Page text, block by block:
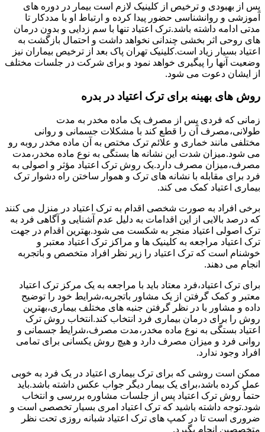
پس از بهبودی و ترخیص از کلینیک لازم است بیمار در دوره های
آموزشی و روانشناسی حضور پیدا کرده و ارتباط او با مددکار تا
مدتی ادامه داشته باشد.ترک اعتیاد تنها با سم زدایی و بدون درمان
های روحی اثر بخشی چندانی نخواهد داشت و احتمال بازگشت به
اعتیاد بسیار زیاد است.کلینیک تهران پاک بعد از ترخیص بیماران نیز
وضعیت آنها را پیگیری خواهد نمود و برای شرکت در جلسات مختلف
از ایشان دعوت می شود.
روش های بهینه برای ترک اعتیاد در بدره
زمانی که فردی پس از مصرف یک ماده مخدر به مدت
طولانی،مصرف آن را قطع کند با مشکلات جسمانی و روانی
مختلفی مانند خماری و علائم ترک مختص به آن ماده مخدر روبه رو
می شود.میزان شدت این نشانه ها بستگی به نوع ماده مخدر،مدت
مصرف،میزان مصرف دارد.یک روش ترک اعتیاد مؤثر و اصولی به
فرد برای مقابله با نشانه های ترک و هموار ساختن راه دشوار ترک
بیماری اعتیاد کمک می کند.
برخی افراد به صورت شخصی اقدام به ترک اعتیاد در منزل می کنند
که درصد بالایی از این اقدامات به دلیل عدم آشنایی و آگاهی فرد به
ترک اصولی اعتیاد منجر به شکست می شود.بهترین اقدام در جهت
ترک اعتیاد مراجعه به کلینیک ها و مراکز ترک اعتیاد معتبر و
خوشنام است که ترک اعتیاد را زیر نظر افراد متخصص و باتجربه
انجام می دهند.
برای ترک اعتیاد،فرد معتاد باید با مراجعه به یک مرکز ترک اعتیاد
معتبر و کمک گرفتن از یک مشاور باتجربه،شرایط خود را توضیح
داده و مشاور با در نظر گرفتن جنبه های مختلف بیماری،بهترین
روش را برای درمان بیماری فرد انتخاب کند.انتخاب روش ترک
اعتیاد بستگی به نوع ماده مخدر،مدت مصرف،شرایط جسمانی و
روانی فرد و میزان مصرف دارد و هیچ روش یکسانی برای تمامی
افراد وجود ندارد.
ممکن است روشی که برای ترک بیماری اعتیاد در یک فرد به خوبی
عمل کرده باشد،برای یک بیمار دیگر جواب عکس داشته باشد.باید
حتماً روش ترک اعتیاد پس از جلسات مشاوره بررسی و انتخاب
شود.توجه داشته باشید که ترک اعتیاد امری بسیار تخصصی است و
ضروری است تا در کمپ های ترک اعتیاد شبانه روزی تحت نظر
متخصصین انجام بگیرد.